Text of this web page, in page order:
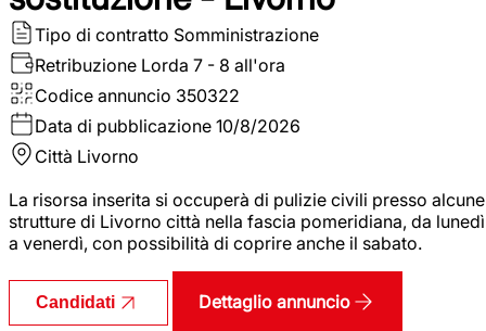
Tipo di contratto Somministrazione
Retribuzione Lorda 7 - 8 all'ora
Codice annuncio 350322
Data di pubblicazione 10/8/2026
Città Livorno
La risorsa inserita si occuperà di pulizie civili presso alcune
strutture di Livorno città nella fascia pomeridiana, da lunedì
a venerdì, con possibilità di coprire anche il sabato.
Candidati Dettaglio annuncio